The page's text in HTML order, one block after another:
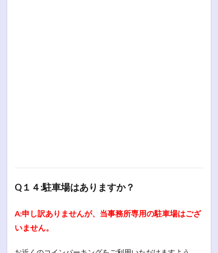
Q１４:駐車場はありますか？
A:申し訳ありませんが、当事務所専用の駐車場はござ
いません。